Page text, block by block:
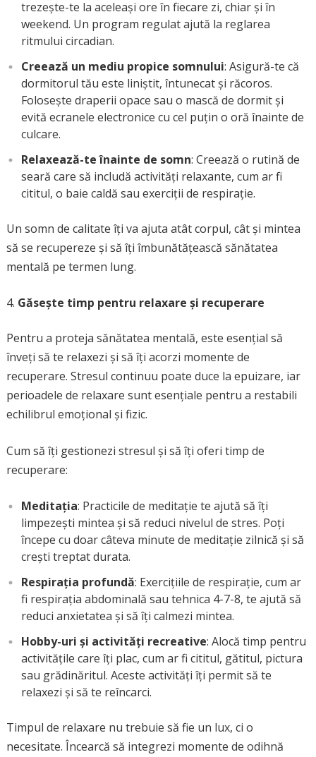
trezește-te la aceleași ore în fiecare zi, chiar și în
weekend. Un program regulat ajută la reglarea
ritmului circadian.
Creează un mediu propice somnului: Asigură-te că
dormitorul tău este liniștit, întunecat și răcoros.
Folosește draperii opace sau o mască de dormit și
evită ecranele electronice cu cel puțin o oră înainte de
culcare.
Relaxează-te înainte de somn: Creează o rutină de
seară care să includă activități relaxante, cum ar fi
cititul, o baie caldă sau exerciții de respirație.
Un somn de calitate îți va ajuta atât corpul, cât și mintea
să se recupereze și să îți îmbunătățească sănătatea
mentală pe termen lung.
Găsește timp pentru relaxare și recuperare
Pentru a proteja sănătatea mentală, este esențial să
înveți să te relaxezi și să îți acorzi momente de
recuperare. Stresul continuu poate duce la epuizare, iar
perioadele de relaxare sunt esențiale pentru a restabili
echilibrul emoțional și fizic.
Cum să îți gestionezi stresul și să îți oferi timp de
recuperare:
Meditația: Practicile de meditație te ajută să îți
limpezești mintea și să reduci nivelul de stres. Poți
începe cu doar câteva minute de meditație zilnică și să
crești treptat durata.
Respirația profundă: Exercițiile de respirație, cum ar
fi respirația abdominală sau tehnica 4-7-8, te ajută să
reduci anxietatea și să îți calmezi mintea.
Hobby-uri și activități recreative: Alocă timp pentru
activitățile care îți plac, cum ar fi cititul, gătitul, pictura
sau grădinăritul. Aceste activități îți permit să te
relaxezi și să te reîncarci.
Timpul de relaxare nu trebuie să fie un lux, ci o
necesitate. Încearcă să integrezi momente de odihnă